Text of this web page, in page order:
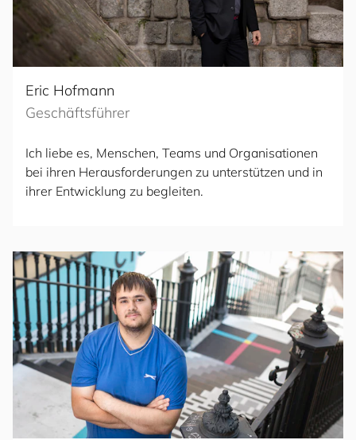
Eric Hofmann
Geschäftsführer
Ich liebe es, Menschen, Teams und Organisationen
bei ihren Herausforderungen zu unterstützen und in
ihrer Entwicklung zu begleiten.